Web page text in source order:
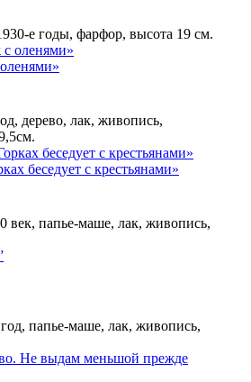
е годы, фарфор, высота 19 см.
дерево, лак, живопись,
беседует с крестьянами»
век, папье-маше, лак, живопись,
папье-маше, лак, живопись,